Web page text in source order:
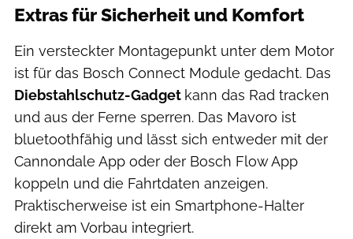
Extras für Sicherheit und Komfort
Ein versteckter Montagepunkt unter dem Motor
ist für das Bosch Connect Module gedacht. Das
Diebstahlschutz-Gadget kann das Rad tracken
und aus der Ferne sperren. Das Mavoro ist
bluetoothfähig und lässt sich entweder mit der
Cannondale App oder der Bosch Flow App
koppeln und die Fahrtdaten anzeigen.
Praktischerweise ist ein Smartphone-Halter
direkt am Vorbau integriert.